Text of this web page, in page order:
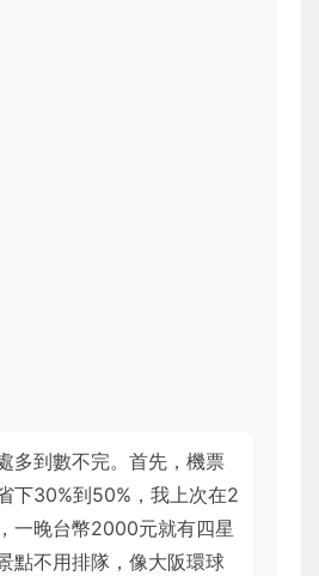
多到數不完。首先，機票
下30%到50%，我上次在2
一晚台幣2000元就有四星
點不用排隊，像大阪環球